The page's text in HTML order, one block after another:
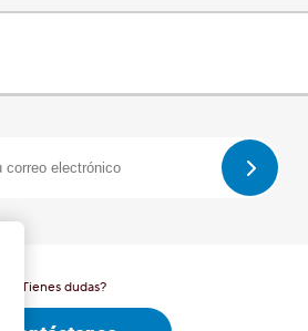
¿Tienes dudas?